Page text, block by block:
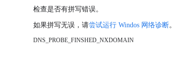
检查是否有拼写错误。
如果拼写无误，请尝试运行 Windos 网络诊断。
DNS_PROBE_FINSHED_NXDOMAIN